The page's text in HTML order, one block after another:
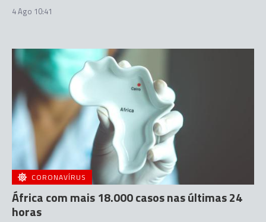
4 Ago 10:41
CORONAVÍRUS
África com mais 18.000 casos nas últimas 24
horas